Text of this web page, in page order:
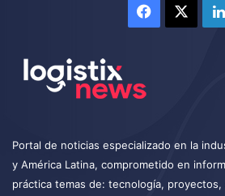
Facebook
Portal de noticias especializado en la
y América Latina, comprometido en
práctica temas de: tecnología,